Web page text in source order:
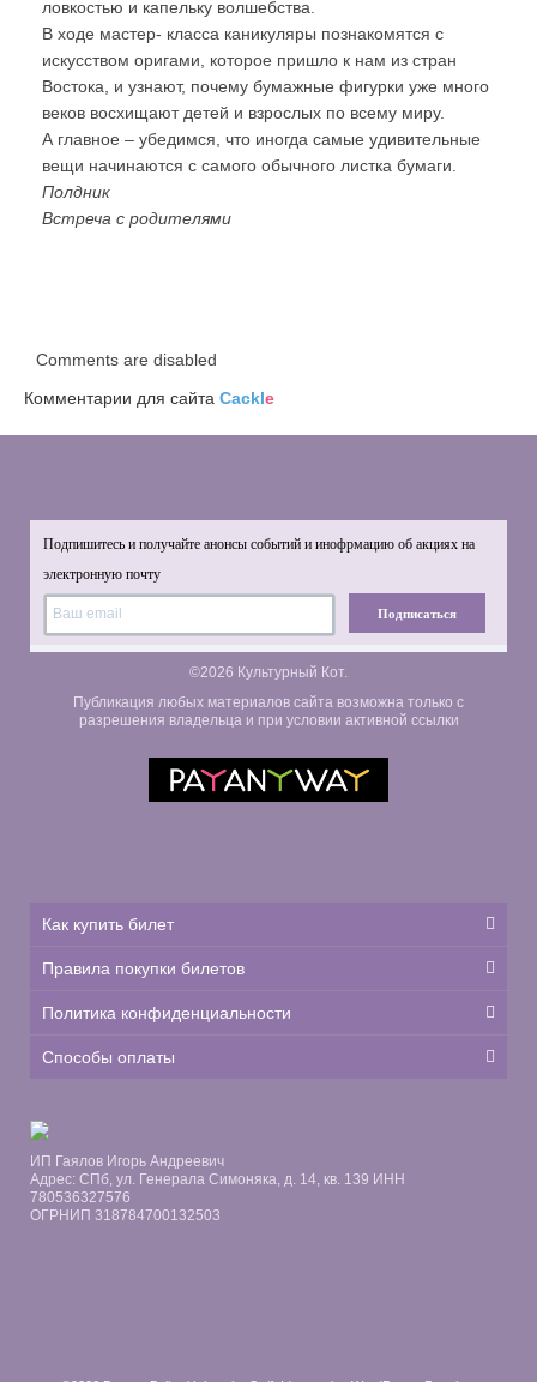
ловкостью и капельку волшебства.
В ходе мастер- класса каникуляры познакомятся с
искусством оригами, которое пришло к нам из стран
Востока, и узнают, почему бумажные фигурки уже много
веков восхищают детей и взрослых по всему миру.
А главное – убедимся, что иногда самые удивительные
вещи начинаются с самого обычного листка бумаги.
Полдник
Встреча с родителями
Comments are disabled
Комментарии для сайта Cackle
Подпишитесь и получайте анонсы событий и инофрмацию об акциях на
электронную почту
Подписаться
©2026 Культурный Кот.
Публикация любых материалов сайта возможна только с
разрешения владельца и при условии активной ссылки
Как купить билет
Правила покупки билетов
Политика конфиденциальности
Способы оплаты
ИП Гаялов Игорь Андреевич
Адрес: СПб, ул. Генерала Симоняка, д. 14, кв. 139 ИНН
780536327576
ОГРНИП 318784700132503